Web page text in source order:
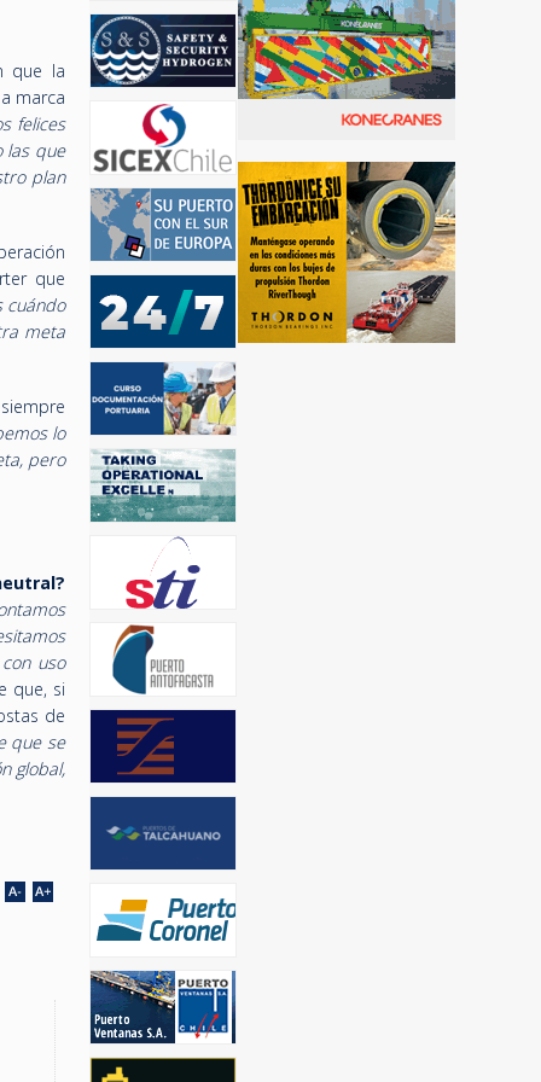
que la
marca
felices
las que
plan
que
cuándo
meta
lo
pero
uso
que, si
de
que se
global,